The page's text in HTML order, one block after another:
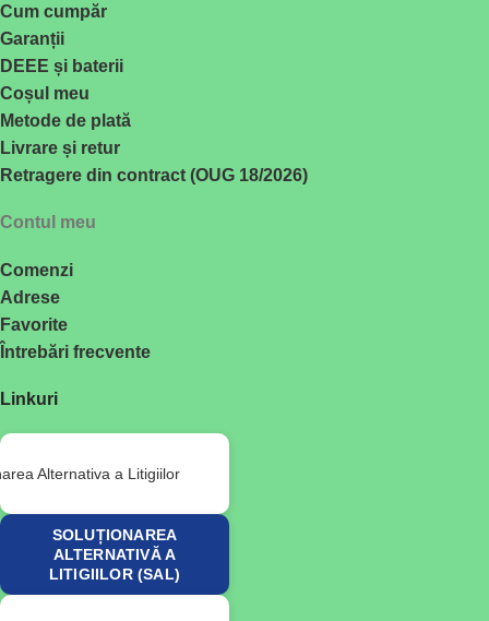
Cum cumpăr
Garanții
DEEE și baterii
Coșul meu
Metode de plată
Livrare și retur
Retragere din contract (OUG 18/2026)
Contul meu
Comenzi
Adrese
Favorite
Întrebări frecvente
Linkuri
SOLUȚIONAREA
ALTERNATIVĂ A
LITIGIILOR (SAL)